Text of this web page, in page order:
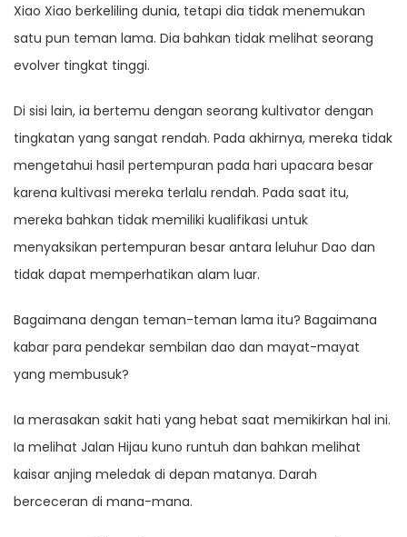
Xiao Xiao berkeliling dunia, tetapi dia tidak menemukan
satu pun teman lama. Dia bahkan tidak melihat seorang
evolver tingkat tinggi.
Di sisi lain, ia bertemu dengan seorang kultivator dengan
tingkatan yang sangat rendah. Pada akhirnya, mereka tidak
mengetahui hasil pertempuran pada hari upacara besar
karena kultivasi mereka terlalu rendah. Pada saat itu,
mereka bahkan tidak memiliki kualifikasi untuk
menyaksikan pertempuran besar antara leluhur Dao dan
tidak dapat memperhatikan alam luar.
Bagaimana dengan teman-teman lama itu? Bagaimana
kabar para pendekar sembilan dao dan mayat-mayat
yang membusuk?
Ia merasakan sakit hati yang hebat saat memikirkan hal ini.
Ia melihat Jalan Hijau kuno runtuh dan bahkan melihat
kaisar anjing meledak di depan matanya. Darah
berceceran di mana-mana.